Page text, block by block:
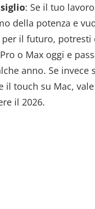
: Se il tuo
della potenza e
il futuro, potresti
o Max oggi e
anno. Se invece
il touch su Mac,
il 2026.